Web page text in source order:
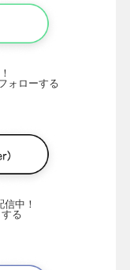
ォローする
中！
る